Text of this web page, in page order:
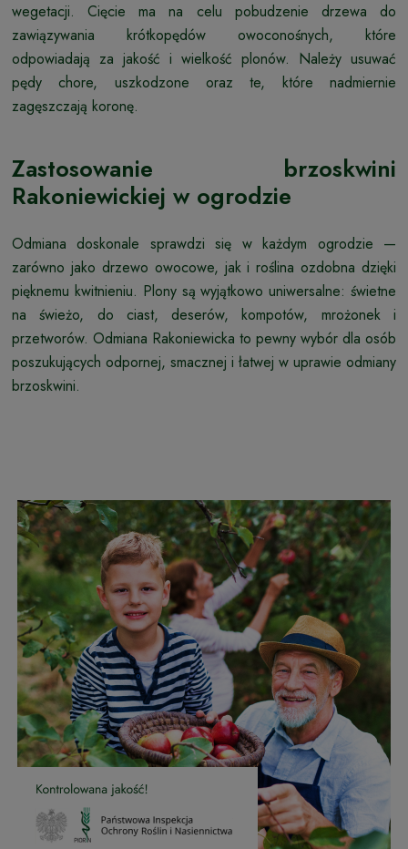
wegetacji. Cięcie ma na celu pobudzenie drzewa do
zawiązywania krótkopędów owoconośnych, które
odpowiadają za jakość i wielkość plonów. Należy usuwać
pędy chore, uszkodzone oraz te, które nadmiernie
zagęszczają koronę.
Zastosowanie brzoskwini
Rakoniewickiej w ogrodzie
Odmiana doskonale sprawdzi się w każdym ogrodzie —
zarówno jako drzewo owocowe, jak i roślina ozdobna dzięki
pięknemu kwitnieniu. Plony są wyjątkowo uniwersalne: świetne
na świeżo, do ciast, deserów, kompotów, mrożonek i
przetworów. Odmiana Rakoniewicka to pewny wybór dla osób
poszukujących odpornej, smacznej i łatwej w uprawie odmiany
brzoskwini.